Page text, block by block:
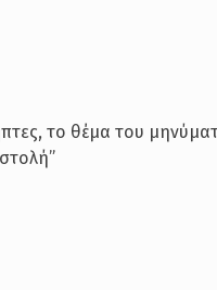
το θέμα του